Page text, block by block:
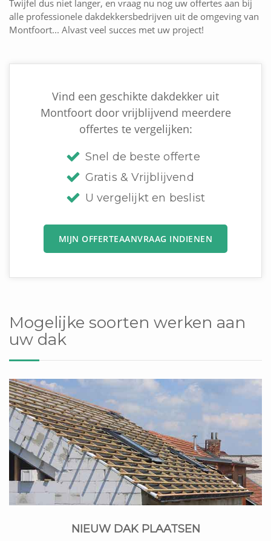
Twijfel dus niet langer, en vraag nu nog uw offertes aan bij
alle professionele dakdekkersbedrijven uit de omgeving van
Montfoort... Alvast veel succes met uw project!
Vind een geschikte dakdekker uit
Montfoort door vrijblijvend meerdere
offertes te vergelijken:
Snel de beste offerte
Gratis & Vrijblijvend
U vergelijkt en beslist
MIJN OFFERTEAANVRAAG INDIENEN
Mogelijke soorten werken aan
uw dak
NIEUW DAK PLAATSEN